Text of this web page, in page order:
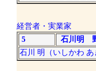
経営者・実業家
5
石川明
石川 明（いしかわ あ